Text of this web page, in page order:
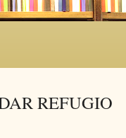
REFUGIO